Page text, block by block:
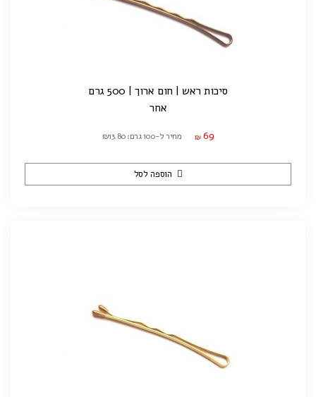
סיכות ראש | חום ארוך | 500 גרם
אחר
₪ 69 מחיר ל-100 גרם: ₪13.80
הוספה לסל